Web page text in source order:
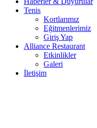
Tenis
Kortlarımız
Eğitmenlerimiz
Giriş Yap
Alliance Restaurant
Etkinlikler
Galeri
İletişim